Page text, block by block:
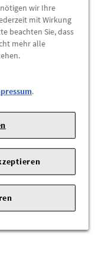
anbieten.
wir Ihre
mit Wirkung
beachten Sie, dass
mehr alle
.